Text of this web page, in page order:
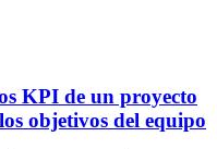
KPI de un proyecto
objetivos del equipo